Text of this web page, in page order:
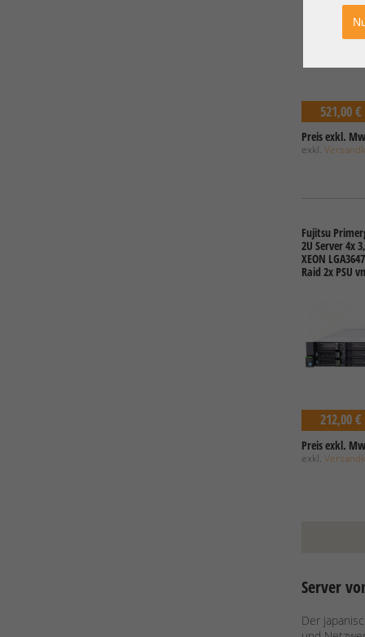
521,00 €
Preis exkl.
exkl.
Fujitsu
2U Server 4x
XEON
Raid 2x PSU
212,00 €
Preis exkl.
exkl.
Server
Der